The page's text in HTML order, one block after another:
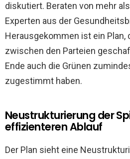
diskutiert. Beraten von mehr
Experten aus der
Herausgekommen ist ein Plan,
zwischen den Parteien
Ende auch die Grünen
zugestimmt haben.
Neustrukturierung der
effizienteren Ablauf
Der Plan sieht eine